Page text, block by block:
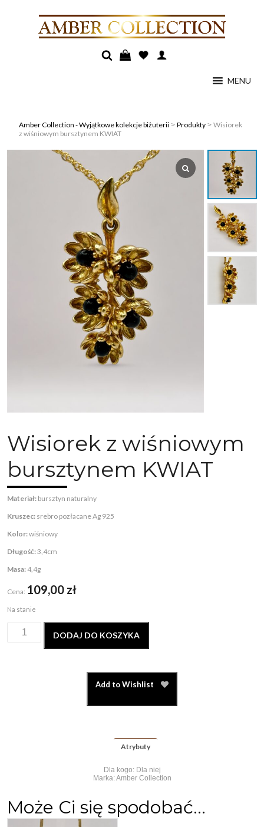
MENU
Amber Collection - Wyjątkowe kolekcje biżuterii > Produkty > Wisiorek
z wiśniowym bursztynem KWIAT
Wisiorek z wiśniowym
bursztynem KWIAT
Materiał: bursztyn naturalny
Kruszec: srebro pozłacane Ag 925
Kolor:wiśniowy
Długość:3,4cm
Masa:4,4g
Cena: 109,00 zł
Na stanie
DODAJ DO KOSZYKA
Add to Wishlist
Atrybuty
Dla kogo: Dla niej
Marka: Amber Collection
Może Ci się spodobać…